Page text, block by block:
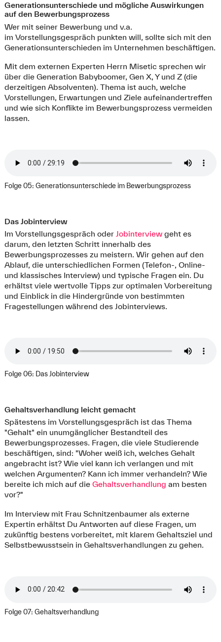
Generationsunterschiede und mögliche Auswirkungen
auf den Bewerbungsprozess
Wer mit seiner Bewerbung und v.a.
im Vorstellungsgespräch punkten will, sollte sich mit den
Generationsunterschieden im Unternehmen beschäftigen.
Mit dem externen Experten Herrn Misetic sprechen wir
über die Generation Babyboomer, Gen X, Y und Z (die
derzeitigen Absolventen). Thema ist auch, welche
Vorstellungen, Erwartungen und Ziele aufeinandertreffen
und wie sich Konflikte im Bewerbungsprozess vermeiden
lassen.
Folge 05: Generationsunterschiede im Bewerbungsprozess
Das Jobinterview
Im Vorstellungsgespräch oder Jobinterviewgeht es
darum, den letzten Schritt innerhalb des
Bewerbungsprozesses zu meistern. Wir gehen auf den
Ablauf, die unterschiedlichen Formen (Telefon-, Online-
und klassisches Interview) und typische Fragen ein. Du
erhältst viele wertvolle Tipps zur optimalen Vorbereitung
und Einblick in die Hindergründe von bestimmten
Fragestellungen während des Jobinterviews.
Folge 06: Das Jobinterview
Gehaltsverhandlung leicht gemacht
Spätestens im Vorstellungsgespräch ist das Thema
"Gehalt" ein unumgänglicher Bestandteil des
Bewerbungsprozesses. Fragen, die viele Studierende
beschäftigen, sind: "Woher weiß ich, welches Gehalt
angebracht ist? Wie viel kann ich verlangen und mit
welchen Argumenten? Kann ich immer verhandeln? Wie
bereite ich mich auf die Gehaltsverhandlung am besten
vor?"
Im Interview mit Frau Schnitzenbaumer als externe
Expertin erhältst Du Antworten auf diese Fragen, um
zukünftig bestens vorbereitet, mit klarem Gehaltsziel und
Selbstbewusstsein in Gehaltsverhandlungen zu gehen.
Folge 07: Gehaltsverhandlung